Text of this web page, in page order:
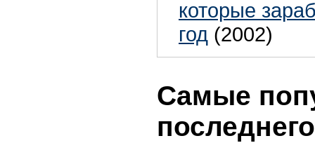
которые
год (2002)
Самые